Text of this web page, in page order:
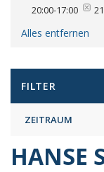
20:00-17:00
Alles entfernen
FILTER
ZEITRAUM
HANSE